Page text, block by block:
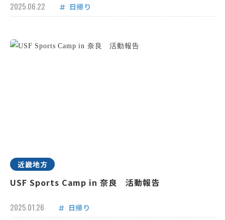
2025.06.22 日帰り
近畿地方
USF Sports Camp in 奈良 活動報告
2025.01.26 日帰り